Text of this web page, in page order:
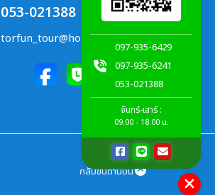
053-021388
torfun_tour@hotmail.com
กลับขึ้นด้านบน
097-935-6429
097-935-6241
053-021388
จันทร์-เสาร์ :
09.00 - 18.00 น.